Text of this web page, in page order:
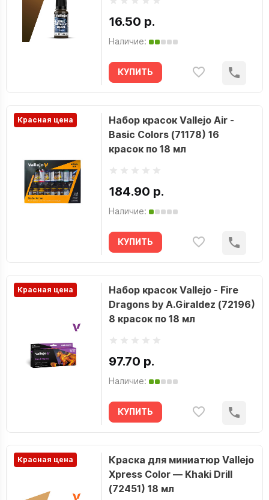
16.50 р.
Наличие:
КУПИТЬ
Красная цена
Набор красок Vallejo Air -
Basic Colors (71178) 16
красок по 18 мл
184.90 р.
Наличие:
КУПИТЬ
Красная цена
Набор красок Vallejo - Fire
Dragons by A.Giraldez (72196)
8 красок по 18 мл
97.70 р.
Наличие:
КУПИТЬ
Красная цена
Краска для миниатюр Vallejo
Xpress Color — Khaki Drill
(72451) 18 мл